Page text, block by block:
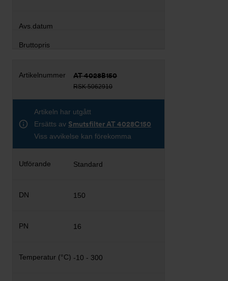
AT 4028B150
RSK 5062910
Artikeln har utgått
Ersätts av Smutsfilter AT 4028C150
Viss avvikelse kan förekomma
Standard
150
16
-10 - 300